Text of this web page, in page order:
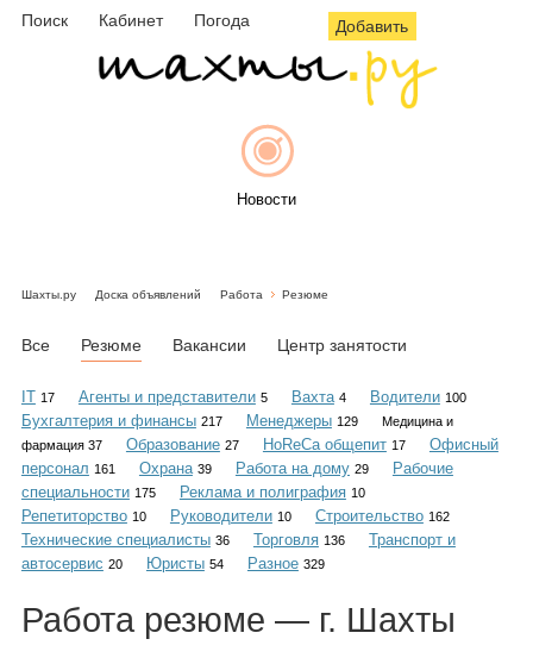
Поиск Кабинет Погода Добавить
Новости
Объявления
Каталог
Шахты.ру Доска объявлений Работа Резюме
Все Резюме Вакансии Центр занятости
IT 17 Агенты и представители 5 Вахта 4 Водители 100
Бухгалтерия и финансы 217 Менеджеры 129
Медицина и
фармация 37
Образование 27 HoReCa общепит 17
Офисный
персонал 161 Охрана 39 Работа на дому 29
Рабочие
специальности 175 Реклама и полиграфия 10
Репетиторство 10 Руководители 10 Строительство 162
Технические специалисты 36 Торговля 136
Транспорт и
автосервис 20 Юристы 54 Разное 329
Работа резюме — г. Шахты